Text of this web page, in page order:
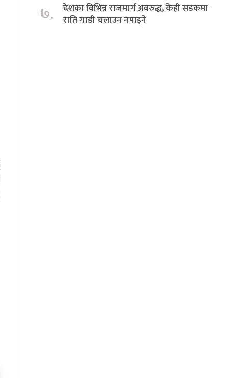
७.
देशका विभिन्न राजमार्ग अवरुद्ध, केही सडकमा
राति गाडी चलाउन नपाइने